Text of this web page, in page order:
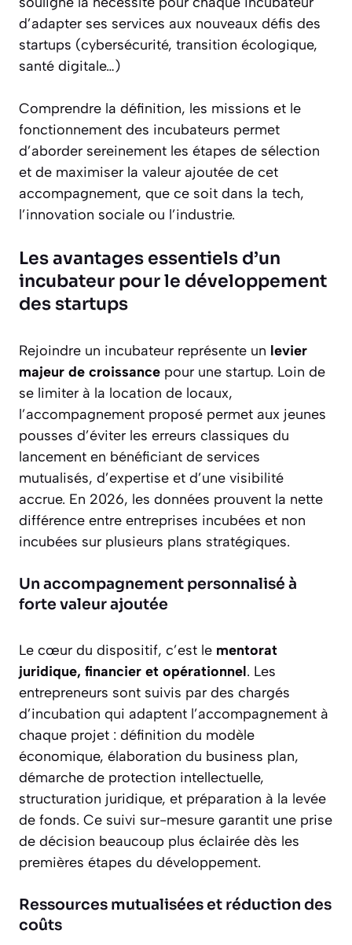
d’adapter ses services aux nouveaux défis des
startups (cybersécurité, transition écologique,
santé digitale…)
Comprendre la définition, les missions et le
fonctionnement des incubateurs permet
d’aborder sereinement les étapes de sélection
et de maximiser la valeur ajoutée de cet
accompagnement, que ce soit dans la tech,
l’innovation sociale ou l’industrie.
Les avantages essentiels d’un
incubateur pour le développement
des startups
Rejoindre un incubateur représente un levier
majeur de croissance pour une startup. Loin de
se limiter à la location de locaux,
l’accompagnement proposé permet aux jeunes
pousses d’éviter les erreurs classiques du
lancement en bénéficiant de services
mutualisés, d’expertise et d’une visibilité
accrue. En 2026, les données prouvent la nette
différence entre entreprises incubées et non
incubées sur plusieurs plans stratégiques.
Un accompagnement personnalisé à
forte valeur ajoutée
Le cœur du dispositif, c’est le mentorat
juridique, financier et opérationnel. Les
entrepreneurs sont suivis par des chargés
d’incubation qui adaptent l’accompagnement à
chaque projet : définition du modèle
économique, élaboration du business plan,
démarche de protection intellectuelle,
structuration juridique, et préparation à la levée
de fonds. Ce suivi sur-mesure garantit une prise
de décision beaucoup plus éclairée dès les
premières étapes du développement.
Ressources mutualisées et réduction des
coûts